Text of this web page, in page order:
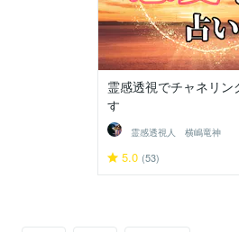
霊感透視でチャネリン
す
霊感透視人 横嶋竜神
5.0 (53)